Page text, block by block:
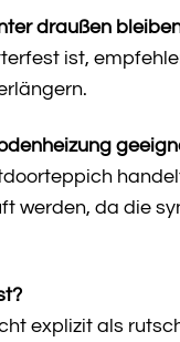
draußen
ist,
werden, da die
explizit als